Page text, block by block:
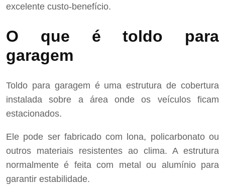
excelente custo-benefício.
O que é toldo para
garagem
Toldo para garagem é uma estrutura de cobertura
instalada sobre a área onde os veículos ficam
estacionados.
Ele pode ser fabricado com lona, policarbonato ou
outros materiais resistentes ao clima. A estrutura
normalmente é feita com metal ou alumínio para
garantir estabilidade.